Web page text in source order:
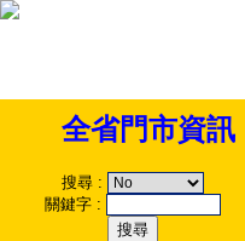
全省門市資訊
搜尋 :
關鍵字 :